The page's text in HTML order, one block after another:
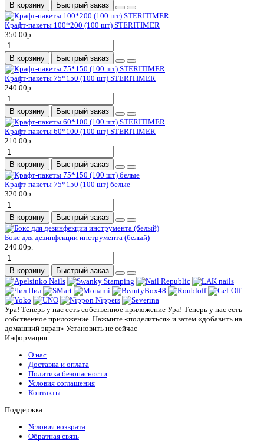
В корзину Быстрый заказ
Крафт-пакеты 100*200 (100 шт) STERITIMER
350.00р.
В корзину Быстрый заказ
Крафт-пакеты 75*150 (100 шт) STERITIMER
240.00р.
В корзину Быстрый заказ
Крафт-пакеты 60*100 (100 шт) STERITIMER
210.00р.
В корзину Быстрый заказ
Крафт-пакеты 75*150 (100 шт) белые
320.00р.
В корзину Быстрый заказ
Бокс для дезинфекции инструмента (белый)
240.00р.
В корзину Быстрый заказ
Ура! Теперь у нас есть собственное приложение Ура! Теперь у нас есть
собственное приложение. Нажмите «поделиться» и затем «добавить на
домашний экран» Установить не сейчас
Информация
О нас
Доставка и оплата
Политика безопасности
Условия соглашения
Контакты
Поддержка
Условия возврата
Обратная связь